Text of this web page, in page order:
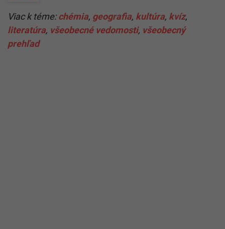
Viac k téme:chémia, geografia, kultúra, kvíz,
literatúra, všeobecné vedomosti, všeobecný
prehľad